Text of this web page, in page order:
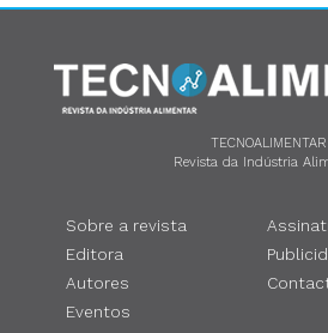
TECNOALIMENTAR
Revista da Indústria
Sobre a revista
Editora
Autores
Eventos